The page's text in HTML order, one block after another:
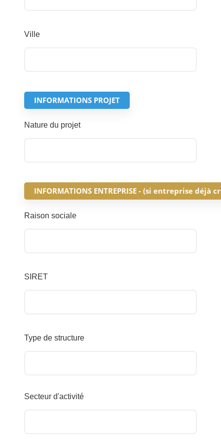
Ville
INFORMATIONS PROJET
Nature du projet
INFORMATIONS ENTREPRISE - (si entreprise déjà
Raison sociale
SIRET
Type de structure
Secteur d'activité